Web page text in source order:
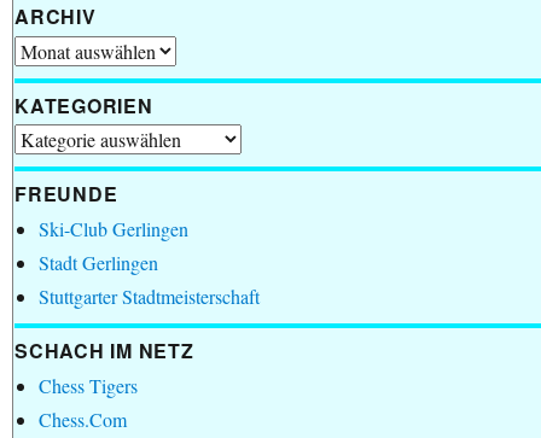
ARCHIV
Archiv
KATEGORIEN
Kategorien
FREUNDE
Ski-Club Gerlingen
Stadt Gerlingen
Stuttgarter Stadtmeisterschaft
SCHACH IM NETZ
Chess Tigers
Chess.Com